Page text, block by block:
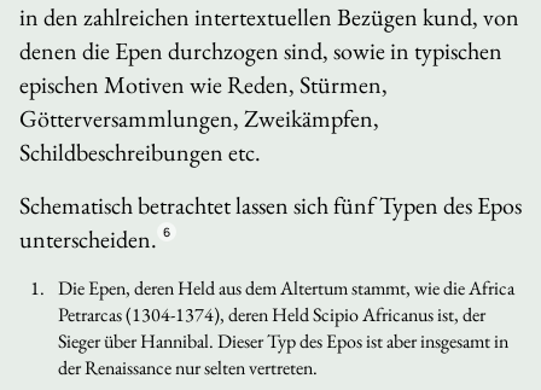
in den zahlreichen intertextuellen Bezügen kund, von
denen die Epen durchzogen sind, sowie in typischen
epischen Motiven wie Reden, Stürmen,
Götterversammlungen, Zweikämpfen,
Schildbeschreibungen etc.
Schematisch betrachtet lassen sich fünf Typen des Epos
unterscheiden. 6
Die Epen, deren Held aus dem Altertum stammt, wie dieAfrica
Petrarcas (1304-1374), deren Held Scipio Africanus ist, der
Sieger über Hannibal. Dieser Typ des Epos ist aber insgesamt in
der Renaissance nur selten vertreten.